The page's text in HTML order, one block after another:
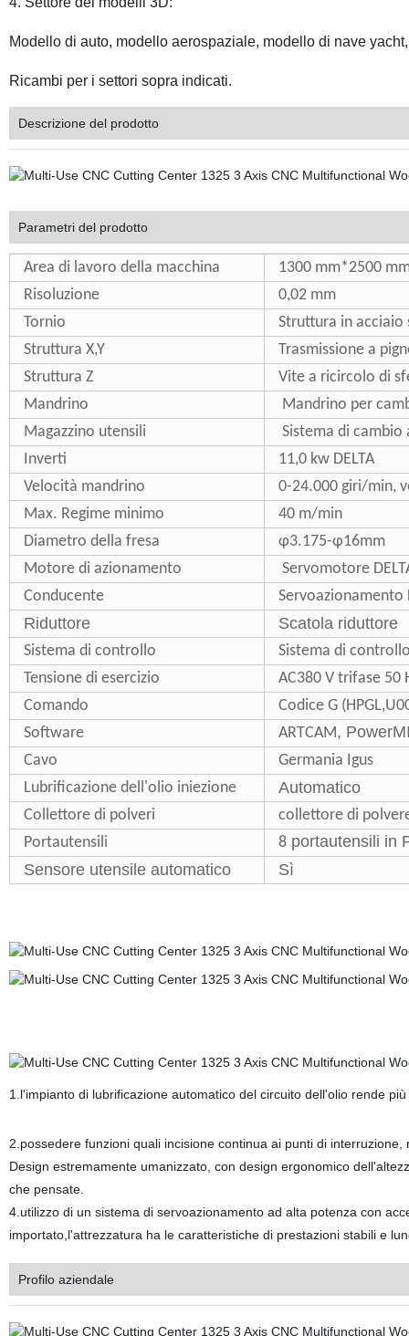
Modello di auto, modello aerospaziale, modello di nave
Ricambi per i settori sopra indicati.
Descrizione del prodotto
Parametri del prodotto
Area di lavoro della macchina
1300 mm*2500
Risoluzione
0,02 mm
Tornio
Struttura in acciaio
Struttura X,Y
Trasmissione a
Struttura Z
Vite a ricircolo di
Mandrino
Mandrino per
Magazzino utensili
Sistema di
Inverti
11,0 kw DELTA
Velocità mandrino
0-24.000 giri/min,
Max. Regime minimo
40 m/min
Diametro della fresa
φ3.175-φ16mm
Motore di azionamento
Servomotore
Conducente
Servoazionamento
Riduttore Scatola riduttore
Sistema di controllo
Sistema di
Tensione di esercizio
AC380 V trifase 50
Comando
Codice G
Software
ARTCAM,
Cavo
Germania Igus
Lubrificazione dell'olio iniezione Automatico
Collettore di polveri
collettore di
Portautensili
8portautensili in
Sensore utensile automatico
Sì
1.l'impianto di lubrificazione automatico del circuito dell'olio rende
2.possedere funzioni quali incisione continua ai punti di
Design estremamente umanizzato, con design ergonomico
che pensate.
4.utilizzo di un sistema di servoazionamento ad alta potenza con
importato,l'attrezzatura ha le caratteristiche di prestazioni stabili e
Profilo aziendale